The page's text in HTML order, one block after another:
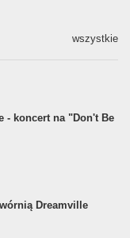
wszystkie
- koncert na "Don't Be
Dreamville